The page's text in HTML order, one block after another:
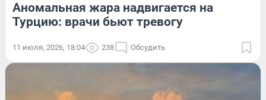
Аномальная жара надвигается на
Турцию: врачи бьют тревогу
11 июля, 2026, 18:04 238 Обсудить